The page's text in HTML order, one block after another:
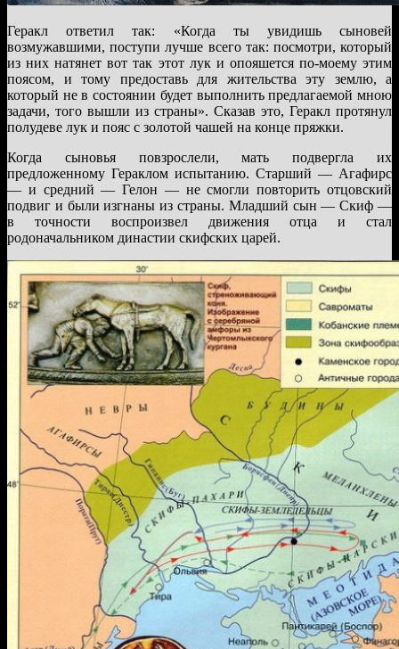
Геракл ответил так: «Когда ты увидишь сыновей
возмужавшими, поступи лучше всего так: посмотри, который
из них натянет вот так этот лук и опояшется по-моему этим
поясом, и тому предоставь для жительства эту землю, а
который не в состоянии будет выполнить предлагаемой мною
задачи, того вышли из страны». Сказав это, Геракл протянул
полудеве лук и пояс с золотой чашей на конце пряжки.
Когда сыновья повзрослели, мать подвергла их
предложенному Гераклом испытанию. Старший — Агафирс
— и средний — Гелон — не смогли повторить отцовский
подвиг и были изгнаны из страны. Младший сын — Скиф —
в точности воспроизвел движения отца и стал
родоначальником династии скифских царей.